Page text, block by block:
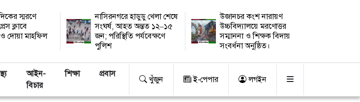
স্মরণে
ক্লাবে
দোয়া মাহফিল
নাসিরনগরে হাডুডু খেলা শেষে
সংঘর্ষ, আহত অন্তত ১২–১৫
জন; পরিস্থিতি পর্যবেক্ষণে
পুলিশ
উজানচর কংশ নারায়ণ
উচ্চবিদ্যালয়ে মরণোত্তর
সম্মাননা ও শিক্ষক বিদায়
সংবর্ধনা অনুষ্ঠিত।
আইন-
বিচার
শিক্ষা প্রবাস
খুঁজুন ই-পেপার লগইন